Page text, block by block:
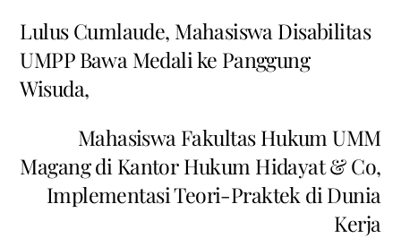
Lulus Cumlaude, Mahasiswa Disabilitas
UMPP Bawa Medali ke Panggung
Wisuda,
Mahasiswa Fakultas Hukum UMM
Magang di Kantor Hukum Hidayat & Co,
Implementasi Teori-Praktek di Dunia
Kerja